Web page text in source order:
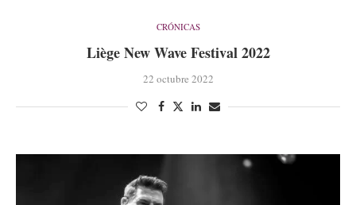
CRÓNICAS
Liège New Wave Festival 2022
22 octubre 2022